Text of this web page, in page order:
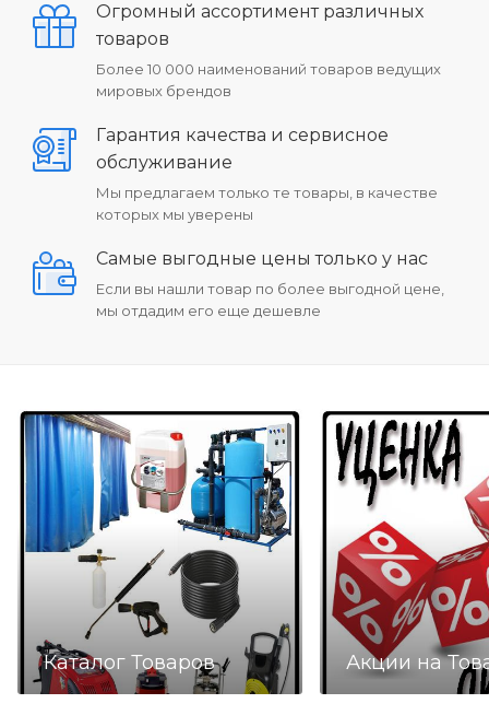
Огромный ассортимент различных
товаров
Более 10 000 наименований товаров ведущих
мировых брендов
Гарантия качества и сервисное
обслуживание
Мы предлагаем только те товары, в качестве
которых мы уверены
Самые выгодные цены только у нас
Если вы нашли товар по более выгодной цене,
мы отдадим его еще дешевле
Каталог Товаров Акции на